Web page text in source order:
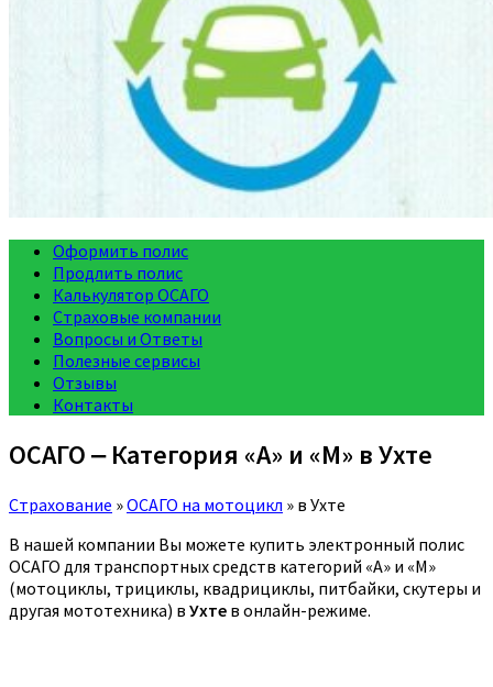
Оформить полис
Продлить полис
Калькулятор ОСАГО
Страховые компании
Вопросы и Ответы
Полезные сервисы
Отзывы
Контакты
ОСАГО ‒ Категория «A» и «M» в Ухте
Страхование »ОСАГО на мотоцикл » в Ухте
В нашей компании Вы можете купить электронный полис
ОСАГО для транспортных средств категорий «A» и «M»
(мотоциклы, трициклы, квадрициклы, питбайки, скутеры и
другая мототехника) в Ухте в онлайн-режиме.